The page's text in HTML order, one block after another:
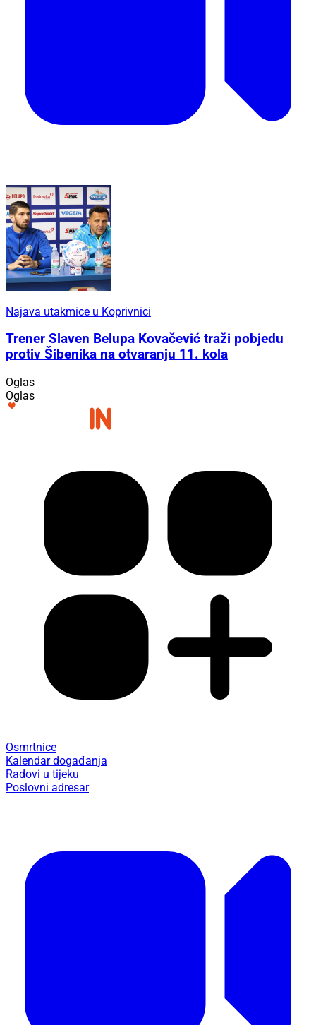
Najava utakmice u Koprivnici
Trener Slaven Belupa Kovačević traži pobjedu
protiv Šibenika na otvaranju 11. kola
Oglas
Oglas
Osmrtnice
Kalendar događanja
Radovi u tijeku
Poslovni adresar